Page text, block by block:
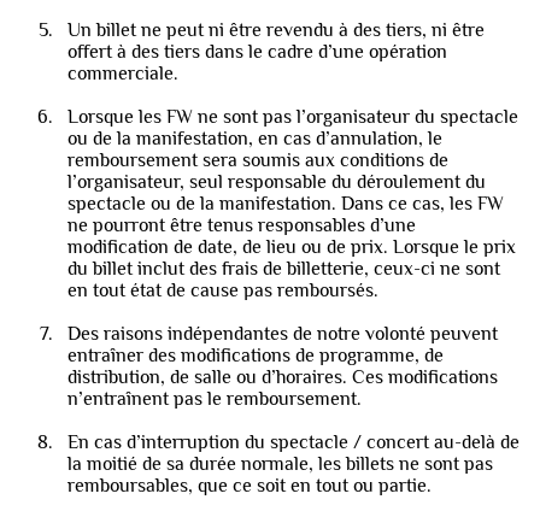
Un billet ne peut ni être revendu à des tiers, ni être
offert à des tiers dans le cadre d’une opération
commerciale.
Lorsque les FW ne sont pas l’organisateur du spectacle
ou de la manifestation, en cas d’annulation, le
remboursement sera soumis aux conditions de
l’organisateur, seul responsable du déroulement du
spectacle ou de la manifestation. Dans ce cas, les FW
ne pourront être tenus responsables d’une
modification de date, de lieu ou de prix. Lorsque le prix
du billet inclut des frais de billetterie, ceux-ci ne sont
en tout état de cause pas remboursés.
Des raisons indépendantes de notre volonté peuvent
entraîner des modifications de programme, de
distribution, de salle ou d’horaires. Ces modifications
n’entraînent pas le remboursement.
En cas d’interruption du spectacle / concert au-delà de
la moitié de sa durée normale, les billets ne sont pas
remboursables, que ce soit en tout ou partie.